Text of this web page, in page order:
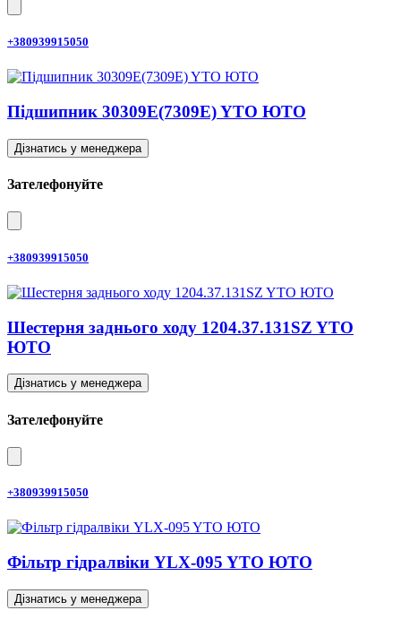
+380939915050
Підшипник 30309E(7309E) YTO ЮТО
Дізнатись у менеджера
Зателефонуйте
+380939915050
Шестерня заднього ходу 1204.37.131SZ YTO
ЮТО
Дізнатись у менеджера
Зателефонуйте
+380939915050
Фільтр гідралвіки YLX-095 YTO ЮТО
Дізнатись у менеджера